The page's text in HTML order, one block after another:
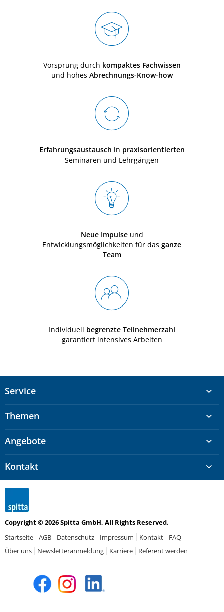
Vorsprung durch kompaktes Fachwissen
und hohes Abrechnungs-Know-how
Erfahrungsaustausch in praxisorientierten
Seminaren und Lehrgängen
Neue Impulseund
Entwicklungsmöglichkeiten für das ganze
Team
Individuell begrenzte Teilnehmerzahl
garantiert intensives Arbeiten
Service
Themen
Angebote
Kontakt
Copyright © 2026 Spitta GmbH, All Rights Reserved.
Startseite
AGB Datenschutz Impressum Kontakt
FAQ
Über uns
Newsletteranmeldung Karriere Referent werden